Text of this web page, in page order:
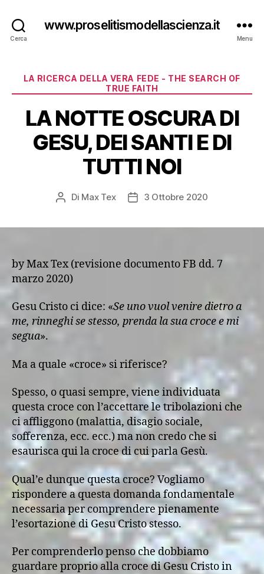
Cerca
www.proselitismodellascienza.it
Menu
Categorie
LA RICERCA DELLA VERA FEDE - THE SEARCH OF
TRUE FAITH
LA NOTTE OSCURA DI
GESU, DEI SANTI E DI
TUTTI NOI
Autore
Di Max Tex
Data3 Ottobre 2020
by Max Tex (revisione documento FB dd. 7
marzo 2020)
Gesu Cristo ci dice: «Se uno vuol venire dietro a
me, rinneghi se stesso, prenda la sua croce e mi
segua».
Ma a quale «croce» si riferisce?
Spesso, o quasi sempre, viene individuata
questa croce con l’accettare le tribolazioni che
ci affliggono (malattia, disagio sociale,
sofferenza, ecc. ecc.) ma non credo che si
esaurisca qui la croce di cui parla Gesù.
Qual’e dunque questa croce? Vogliamo
rispondere a questa domanda fondamentale
necessaria per comprendere pienamente
l’esortazione di Gesu Cristo stesso.
Per comprenderlo penso che dobbiamo
guardare proprio alla croce di Gesu Cristo in